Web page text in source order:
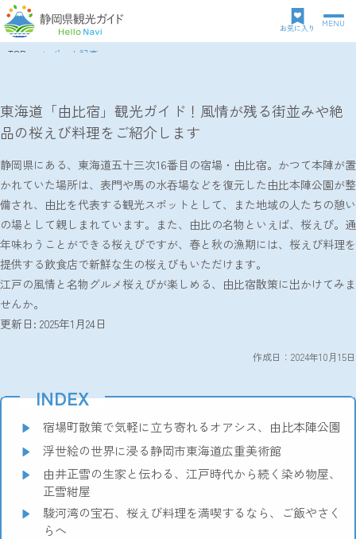
グ
ロ
ナ
ー
シ
ョ
ン
お気に入り MENU
ク
ズ
リ
ト
TOP
レポート記事
東海道「由比宿」観光ガイド！風情が残る街並みや絶
品の桜えび料理をご紹介します
静岡県にある、東海道五十三次16番目の宿場・由比宿。かつて本陣が置
かれていた場所は、表門や馬の水吞場などを復元した由比本陣公園が整
備され、由比を代表する観光スポットとして、また地域の人たちの憩い
の場として親しまれています。また、由比の名物といえば、桜えび。通
年味わうことができる桜えびですが、春と秋の漁期には、桜えび料理を
提供する飲食店で新鮮な生の桜えびもいただけます。
江戸の風情と名物グルメ桜えびが楽しめる、由比宿散策に出かけてみま
せんか。
更新日: 2025年1月24日
作成日：2024年10月15日
INDEX
宿場町散策で気軽に立ち寄れるオアシス、由比本陣公園
浮世絵の世界に浸る静岡市東海道広重美術館
由井正雪の生家と伝わる、江戸時代から続く染め物屋、
正雪紺屋
駿河湾の宝石、桜えび料理を満喫するなら、ご飯やさく
らへ